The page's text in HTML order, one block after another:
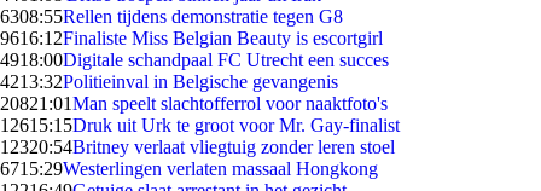
6308:55Rellen tijdens demonstratie tegen G8
9616:12Finaliste Miss Belgian Beauty is escortgirl
4918:00Digitale schandpaal FC Utrecht een succes
4213:32Politieinval in Belgische gevangenis
20821:01Man speelt slachtofferrol voor naaktfoto's
12615:15Druk uit Urk te groot voor Mr. Gay-finalist
12320:54Britney verlaat vliegtuig zonder leren stoel
6715:29Westerlingen verlaten massaal Hongkong